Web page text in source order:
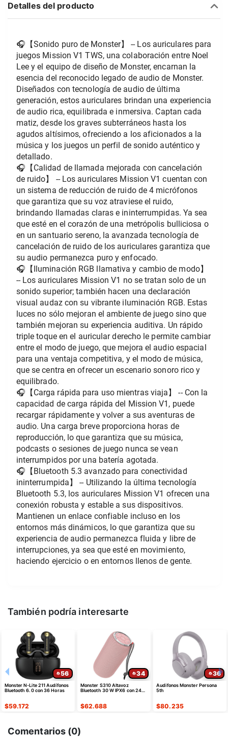
Detalles del producto
🎧【Sonido puro de Monster】 -- Los auriculares para
juegos Mission V1 TWS, una colaboración entre Noel
Lee y el equipo de diseño de Monster, encarnan la
esencia del reconocido legado de audio de Monster.
Diseñados con tecnología de audio de última
generación, estos auriculares brindan una experiencia
de audio rica, equilibrada e inmersiva. Captan cada
matiz, desde los graves subterráneos hasta los
agudos altísimos, ofreciendo a los aficionados a la
música y los juegos un perfil de sonido auténtico y
detallado.
🎧【Calidad de llamada mejorada con cancelación
de ruido】 -- Los auriculares Mission V1 cuentan con
un sistema de reducción de ruido de 4 micrófonos
que garantiza que su voz atraviese el ruido,
brindando llamadas claras e ininterrumpidas. Ya sea
que esté en el corazón de una metrópolis bulliciosa o
en un santuario sereno, la avanzada tecnología de
cancelación de ruido de los auriculares garantiza que
su audio permanezca puro y enfocado.
🎧【Iluminación RGB llamativa y cambio de modo】
-- Los auriculares Mission V1 no se tratan solo de un
sonido superior; también hacen una declaración
visual audaz con su vibrante iluminación RGB. Estas
luces no sólo mejoran el ambiente de juego sino que
también mejoran su experiencia auditiva. Un rápido
triple toque en el auricular derecho le permite cambiar
entre el modo de juego, que mejora el audio espacial
para una ventaja competitiva, y el modo de música,
que se centra en ofrecer un escenario sonoro rico y
equilibrado.
🎧【Carga rápida para uso mientras viaja】 -- Con la
capacidad de carga rápida del Mission V1, puede
recargar rápidamente y volver a sus aventuras de
audio. Una carga breve proporciona horas de
reproducción, lo que garantiza que su música,
podcasts o sesiones de juego nunca se vean
interrumpidos por una batería agotada.
🎧【Bluetooth 5.3 avanzado para conectividad
ininterrumpida】 -- Utilizando la última tecnología
Bluetooth 5.3, los auriculares Mission V1 ofrecen una
conexión robusta y estable a sus dispositivos.
Mantienen un enlace confiable incluso en los
entornos más dinámicos, lo que garantiza que su
experiencia de audio permanezca fluida y libre de
interrupciones, ya sea que esté en movimiento,
haciendo ejercicio o en entornos llenos de gente.
También podría interesarte
56
Monster N-Lite 211 Audífonos
Bluetooth 6.0 con 36 Horas
$59.172
34
Monster S310 Altavoz
Bluetooth 30 W IPX6 con 24
$62.688
36
Audifonos Monster Persona
5th
$80.235
Comentarios (0)